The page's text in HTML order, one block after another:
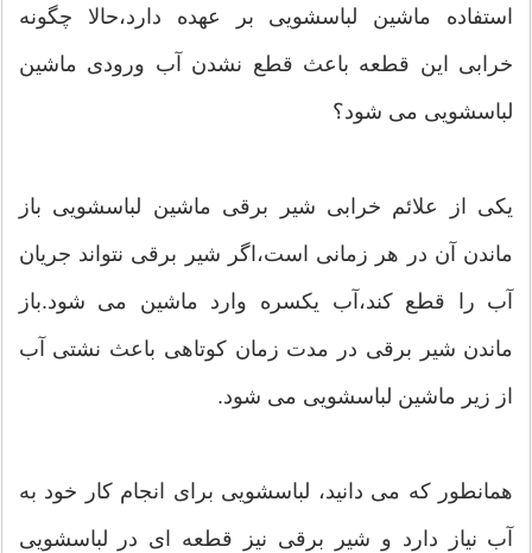
استفاده ماشین لباسشویی بر عهده دارد،حالا چگونه
خرابی این قطعه باعث قطع نشدن آب ورودی ماشین
لباسشویی می شود؟
یکی از علائم خرابی شیر برقی ماشین لباسشویی باز
ماندن آن در هر زمانی است،اگر شیر برقی نتواند جریان
آب را قطع کند،آب یکسره وارد ماشین می شود.باز
ماندن شیر برقی در مدت زمان کوتاهی باعث نشتی آب
از زیر ماشین لباسشویی می شود.
همانطور که می دانید، لباسشویی برای انجام کار خود به
آب نیاز دارد و شیر برقی نیز قطعه ای در لباسشویی